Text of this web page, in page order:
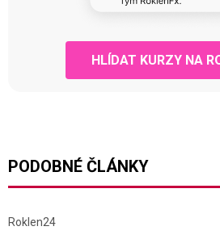
HLÍDAT KURZY NA
PODOBNÉ ČLÁNKY
Roklen24